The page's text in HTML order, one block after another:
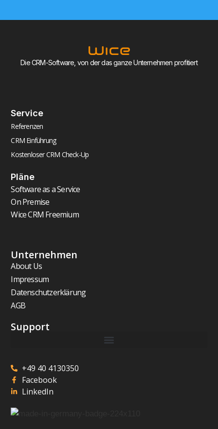
Die CRM-Software, von der das ganze Unternehmen profitiert
Service
Referenzen
CRM Einführung
Kostenloser CRM Check-Up
Pläne
Software as a Service
On Premise
Wice CRM Freemium
Unternehmen
About Us
Impressum
Datenschutzerklärung
AGB
Support
+49 40 4130350
Facebook
LinkedIn